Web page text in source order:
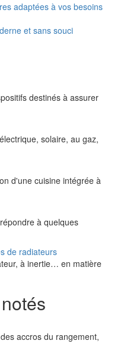
adaptées à vos besoins
et sans souci
destinés à assurer
solaire, au gaz,
d'une cuisine intégrée à
à quelques
de radiateurs
à inertie… en matière
accros du rangement,